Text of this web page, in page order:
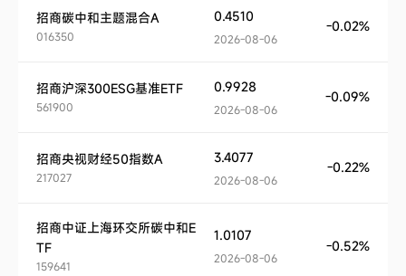
招商碳中和主题混合A
016350
0.4510
2026-08-06
-0.02%
招商沪深300ESG基准ETF
561900
0.9928
2026-08-06
-0.09%
招商央视财经50指数A
217027
3.4077
2026-08-06
-0.22%
招商中证上海环交所碳中和E
TF
159641
1.0107
2026-08-06
-0.52%